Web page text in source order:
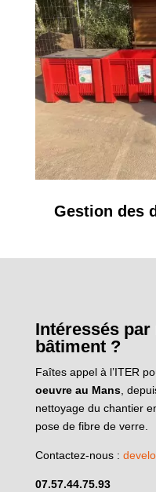
Gestion des
Intéressés
bâtiment ?
Faîtes appel à l’ITER
oeuvre au Mans,
nettoyage du chantier
pose de fibre de verre.
Contactez-nous :
07.57.44.75.93